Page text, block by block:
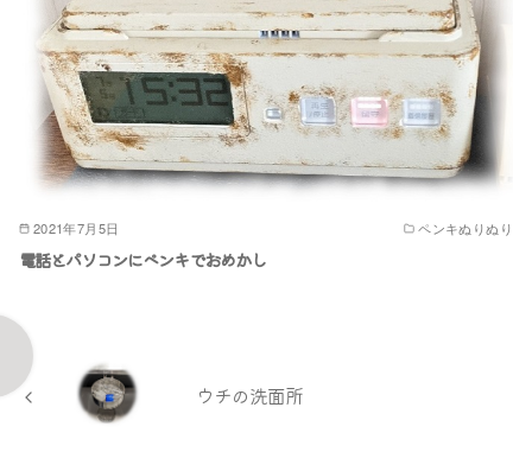
2021年7月5日 ペンキぬりぬり
電話とパソコンにペンキでおめかし
ウチの洗面所